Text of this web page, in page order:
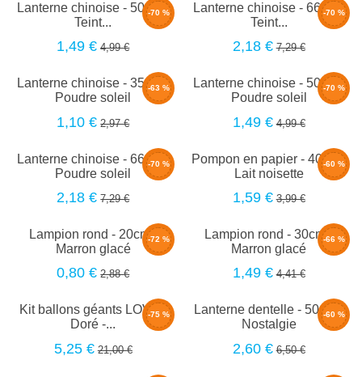
-70 %
Lanterne chinoise - 50cm -
Teint...
1,49 € 4,99 €
-70 %
Lanterne chinoise - 66cm -
Teint...
2,18 € 7,29 €
-63 %
Lanterne chinoise - 35cm -
Poudre soleil
1,10 € 2,97 €
-70 %
Lanterne chinoise - 50cm -
Poudre soleil
1,49 € 4,99 €
-70 %
Lanterne chinoise - 66cm -
Poudre soleil
2,18 € 7,29 €
-60 %
Pompon en papier - 40cm -
Lait noisette
1,59 € 3,99 €
-72 %
Lampion rond - 20cm -
Marron glacé
0,80 € 2,88 €
-66 %
Lampion rond - 30cm -
Marron glacé
1,49 € 4,41 €
-75 %
Kit ballons géants LOVE -
Doré -...
5,25 € 21,00 €
-60 %
Lanterne dentelle - 50cm -
Nostalgie
2,60 € 6,50 €